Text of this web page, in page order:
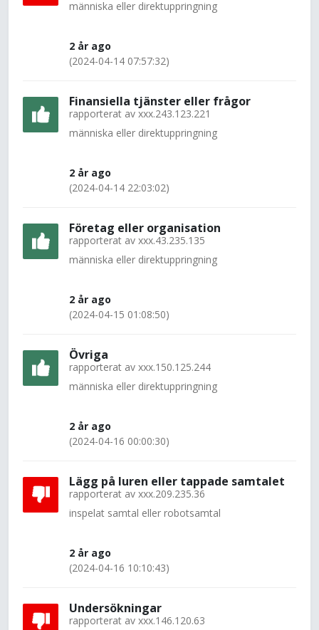
människa eller direktuppringning
2 år ago
(2024-04-14 07:57:32)
Finansiella tjänster eller frågor
rapporterat av xxx.243.123.221
människa eller direktuppringning
2 år ago
(2024-04-14 22:03:02)
Företag eller organisation
rapporterat av xxx.43.235.135
människa eller direktuppringning
2 år ago
(2024-04-15 01:08:50)
Övriga
rapporterat av xxx.150.125.244
människa eller direktuppringning
2 år ago
(2024-04-16 00:00:30)
Lägg på luren eller tappade samtalet
rapporterat av xxx.209.235.36
inspelat samtal eller robotsamtal
2 år ago
(2024-04-16 10:10:43)
Undersökningar
rapporterat av xxx.146.120.63